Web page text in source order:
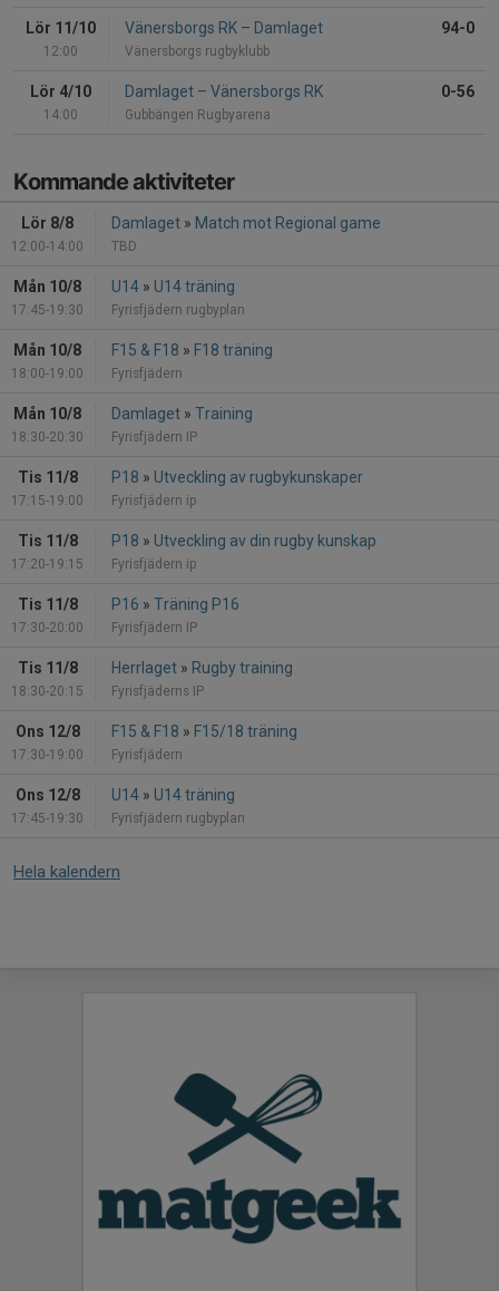
Lör 11/10
12:00
Vänersborgs RK – Damlaget
Vänersborgs rugbyklubb
94-0
Lör 4/10
14:00
Damlaget – Vänersborgs RK
Gubbängen Rugbyarena
0-56
Kommande aktiviteter
Lör 8/8
12:00-14:00
Damlaget » Match mot Regional game
TBD
Mån 10/8
17:45-19:30
U14 » U14 träning
Fyrisfjädern rugbyplan
Mån 10/8
18:00-19:00
F15 & F18 » F18 träning
Fyrisfjädern
Mån 10/8
18:30-20:30
Damlaget » Training
Fyrisfjädern IP
Tis 11/8
17:15-19:00
P18 » Utveckling av rugbykunskaper
Fyrisfjädern ip
Tis 11/8
17:20-19:15
P18 » Utveckling av din rugby kunskap
Fyrisfjädern ip
Tis 11/8
17:30-20:00
P16 » Träning P16
Fyrisfjädern IP
Tis 11/8
18:30-20:15
Herrlaget » Rugby training
Fyrisfjäderns IP
Ons 12/8
17:30-19:00
F15 & F18 » F15/18 träning
Fyrisfjädern
Ons 12/8
17:45-19:30
U14 » U14 träning
Fyrisfjädern rugbyplan
Hela kalendern